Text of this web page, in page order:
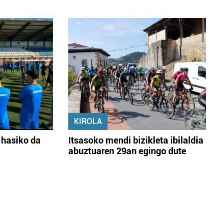
da
KIROLA
Itsasoko mendi bizikleta ibilaldia
abuztuaren 29an egingo dute